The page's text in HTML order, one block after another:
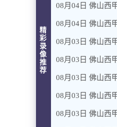
精
彩
录
像
推
荐
08月04日 佛山西
08月04日 佛山西
08月03日 佛山西
08月03日 佛山西
08月03日 佛山西
08月03日 佛山西
08月03日 佛山西